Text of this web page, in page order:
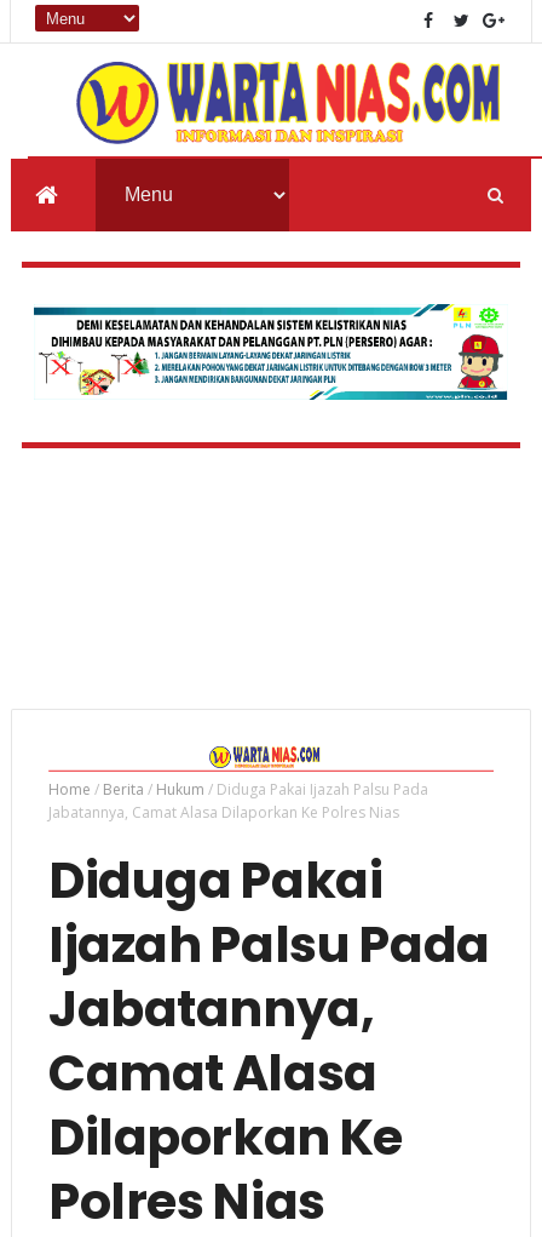
Home / Berita / Hukum / Diduga Pakai Ijazah Palsu Pada
Jabatannya, Camat Alasa Dilaporkan Ke Polres Nias
Diduga Pakai
Ijazah Palsu Pada
Jabatannya,
Camat Alasa
Dilaporkan Ke
Polres Nias